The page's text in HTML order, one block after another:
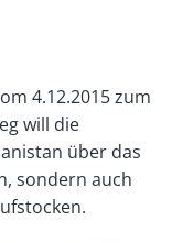
4.12.2015 zum
will die
über das
sondern auch